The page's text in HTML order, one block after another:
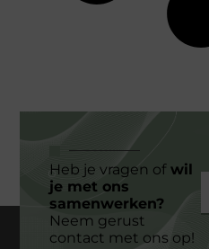
Heb je vragen ofwil
je met ons
samenwerken?
Neem gerust
contact met ons op!